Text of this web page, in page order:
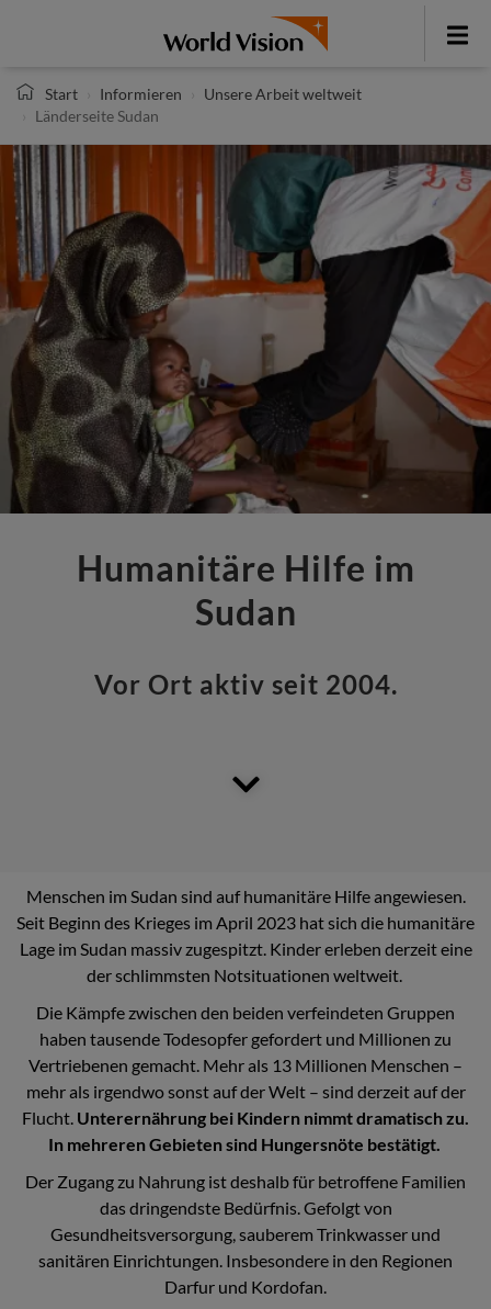
Toggle
Start
Informieren
Unsere Arbeit weltweit
Länderseite Sudan
Humanitäre Hilfe im
Sudan
Vor Ort aktiv seit 2004.
Menschen im Sudan sind auf humanitäre Hilfe angewiesen.
Seit Beginn des Krieges im April 2023 hat sich die humanitäre
Lage im Sudan massiv zugespitzt. Kinder erleben derzeit eine
der schlimmsten Notsituationen weltweit.
Die Kämpfe zwischen den beiden verfeindeten Gruppen
haben tausende Todesopfer gefordert und Millionen zu
Vertriebenen gemacht. Mehr als 13 Millionen Menschen –
mehr als irgendwo sonst auf der Welt – sind derzeit auf der
Flucht. Unterernährung bei Kindern nimmt dramatisch zu.
In mehreren Gebieten sind Hungersnöte bestätigt.
Der Zugang zu Nahrung ist deshalb für betroffene Familien
das dringendste Bedürfnis. Gefolgt von
Gesundheitsversorgung, sauberem Trinkwasser und
sanitären Einrichtungen. Insbesondere in den Regionen
Darfur und Kordofan.